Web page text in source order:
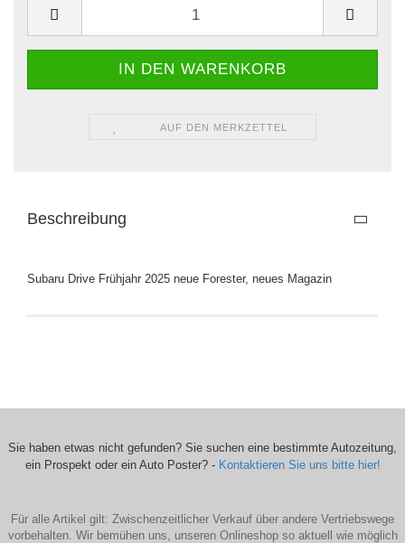
AUF DEN MERKZETTEL
Beschreibung
Subaru Drive Frühjahr 2025 neue Forester, neues Magazin
Sie haben etwas nicht gefunden? Sie suchen eine bestimmte Autozeitung,
ein Prospekt oder ein Auto Poster? - Kontaktieren Sie uns bitte hier!
Für alle Artikel gilt: Zwischenzeitlicher Verkauf über andere Vertriebswege
vorbehalten. Wir bemühen uns, unseren Onlineshop so aktuell wie möglich